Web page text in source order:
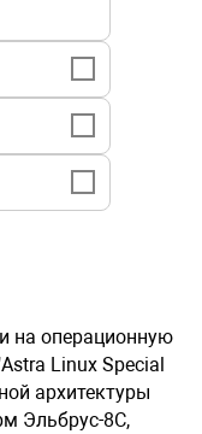
на операционную
Linux Special
архитектуры
Эльбрус-8С,